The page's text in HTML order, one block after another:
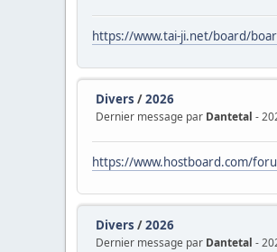
https://www.tai-ji.net/board/
Divers /2026
Dernier message par Dantetal -
https://www.hostboard.com/
Divers /2026
Dernier message par Dantetal -